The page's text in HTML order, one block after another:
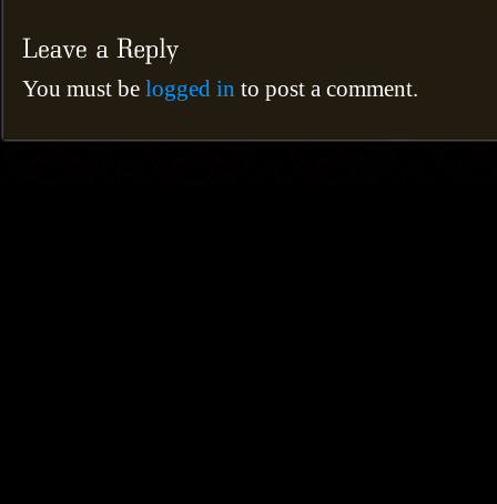
You must be logged in to post a comment.